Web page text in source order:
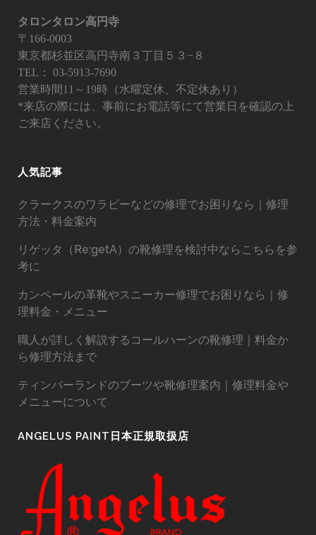
タロンタロン高円寺
〒166-0003
東京都杉並区高円寺南３丁目５３−８
TEL：
03-5913-7690
営業時間11～19時（水曜定休、不定休あり）
*来店の際には、事前にお電話等にて営業日を確認の上
ご来店ください。
人気記事
クラークスのワラビーなどの修理でお困りなら｜修理
方法・料金案内
リゲッタ（Re:getA）の靴修理を検討中ならこちらを参
考に
カンペールの革靴やスニーカー修理でお困りなら｜修
理料金・メニュー
職人が詳しく解説するコールハーンの靴修理｜料金か
ら修理方法まで
ティンバーランドのブーツや靴修理案内｜修理料金や
メニューについて
ANGELUS PAINT日本正規取扱店